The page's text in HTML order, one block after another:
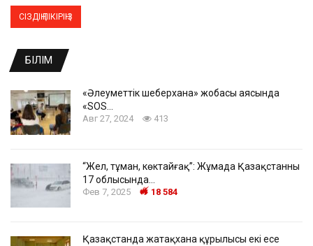
БІЛІМ
«Әлеуметтік шеберхана» жобасы аясында
«SOS…
Авг 27, 2024 413
“Жел, тұман, көктайғақ”: Жұмада Қазақстанның
17 облысында…
Фев 7, 2025 18 584
Қазақстанда жатақхана құрылысы екі есе